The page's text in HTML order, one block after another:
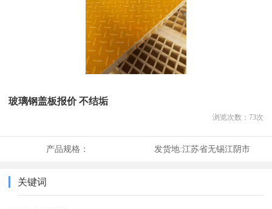
玻璃钢盖板报价 不结垢
浏览次数： 73次
产品规格： 发货地:江苏省无锡江阴市
关键词